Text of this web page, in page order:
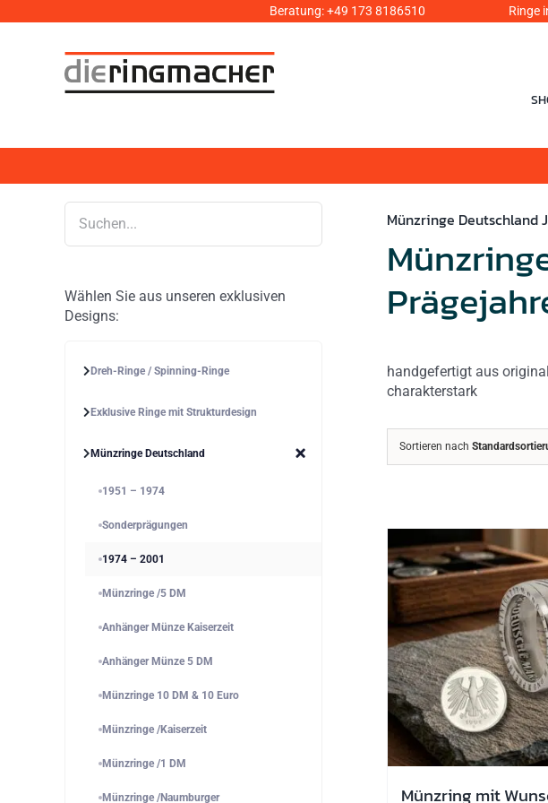
Beratung:+49 173 8186510 Ringe in
Inhalt
Münzringe Deutschland
handgefertigt aus
charakterstark
Sortieren nach
Münzring mit
Wählen Sie aus unseren exklusiven
Designs:
Dreh-Ringe / Spinning-Ringe
Exklusive Ringe mit Strukturdesign
Münzringe Deutschland
1951 – 1974
Sonderprägungen
1974 – 2001
Münzringe /5 DM
Anhänger Münze Kaiserzeit
Anhänger Münze 5 DM
Münzringe 10 DM & 10 Euro
Münzringe /Kaiserzeit
Münzringe /1 DM
Münzringe /Naumburger